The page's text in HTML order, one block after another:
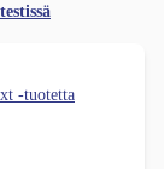
-tuotetta